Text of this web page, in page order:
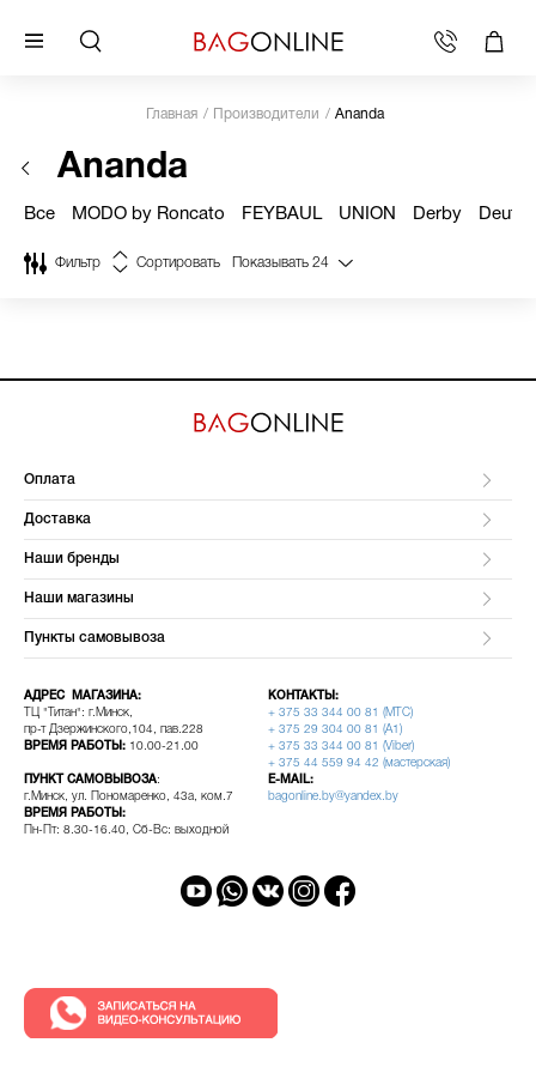
Главная Производители Ananda
Ananda
Все MODO by Roncato FEYBAUL UNION Derby Deuter
Фильтр Сортировать Показывать 24
Оплата
Доставка
Наши бренды
Наши магазины
Пункты самовывоза
АДРЕС МАГАЗИНА:
ТЦ "Титан": г.Минск,
пр-т Дзержинского,104, пав.228
ВРЕМЯ РАБОТЫ: 10.00-21.00
ПУНКТ САМОВЫВОЗА:
г.Минск, ул. Пономаренко, 43а, ком.7
ВРЕМЯ РАБОТЫ:
Пн-Пт: 8.30-16.40, Сб-Вс: выходной
КОНТАКТЫ:
+ 375 33 344 00 81 (МТС)
+ 375 29 304 00 81 (A1)
+ 375 33 344 00 81 (Viber)
+ 375 44 559 94 42 (мастерская)
E-MAIL:
bagonline.by@yandex.by